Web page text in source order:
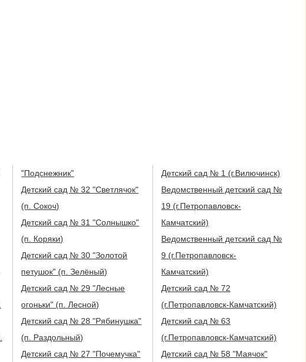
"Подснежник"
Детский сад № 32 "Светлячок"
(п. Сокоч)
Детский сад № 31 "Солнышко"
(п. Коряки)
Детский сад № 30 "Золотой
петушок" (п. Зелёный)
Детский сад № 29 "Лесные
огоньки" (п. Лесной)
Детский сад № 28 "Рябинушка"
(п. Раздольный)
Детский сад № 27 "Почемучка"
Детский сад № 1 (г.Вилючинск)
Ведомственный детский сад №
19 (г.Петропавловск-
Камчатский)
Ведомственный детский сад №
9 (г.Петропавловск-
Камчатский)
Детский сад № 72
(г.Петропавловск-Камчатский)
Детский сад № 63
(г.Петропавловск-Камчатский)
Детский сад № 58 "Маячок"